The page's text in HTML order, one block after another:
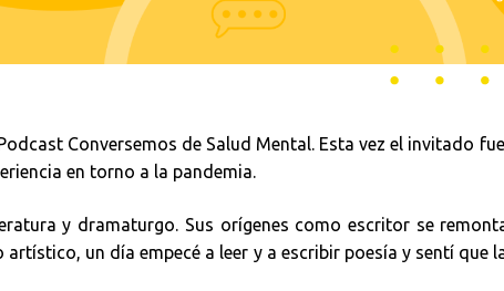
Conversemos de Salud Mental. Esta vez el invitado
en torno a la pandemia.
y dramaturgo. Sus orígenes como escritor se
artístico, un día empecé a leer y a escribir poesía y sentí